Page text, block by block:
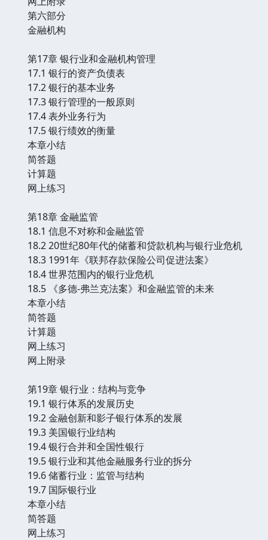
第六部分
金融机构
第17章 银行业和金融机构管理
17.1 银行的资产负债表
17.2 银行的基本业务
17.3 银行管理的一般原则
17.4 表外业务行为
17.5 银行绩效的衡量
本章小结
简答题
计算题
网上练习
第18章 金融监管
18.1 信息不对称和金融监管
18.2 20世纪80年代的储蓄和贷款机构与银行业危机
18.3 1991年《联邦存款保险公司促进法案》
18.4 世界范围内的银行业危机
18.5 《多德-弗兰克法案》和金融监管的未来
本章小结
简答题
计算题
网上练习
网上附录
第19章 银行业：结构与竞争
19.1 银行体系的发展历史
19.2 金融创新和影子银行体系的发展
19.3 美国银行业结构
19.4 银行合并和全国性银行
19.5 银行业和其他金融服务行业的拆分
19.6 储蓄行业：监管与结构
19.7 国际银行业
本章小结
简答题
网上练习